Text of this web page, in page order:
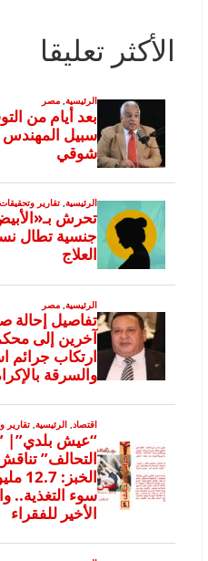
الأكثر تعليقا